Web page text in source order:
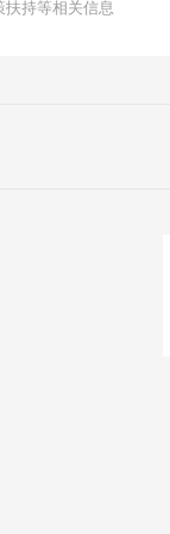
扶持等相关信息